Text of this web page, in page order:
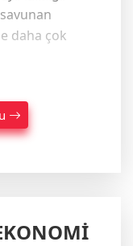
daha çok